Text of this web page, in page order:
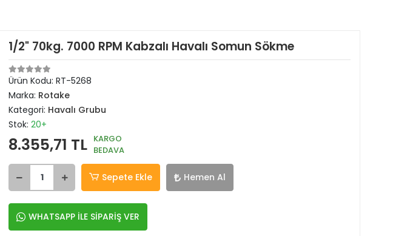
1/2" 70kg. 7000 RPM Kabzalı Havalı Somun Sökme
Ürün Kodu: RT-5268
Marka: Rotake
Kategori: Havalı Grubu
Stok: 20+
8.355,71 TL KARGO
BEDAVA
Sepete Ekle Hemen Al
WHATSAPP İLE SİPARİŞ VER